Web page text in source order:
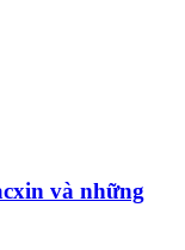
và những